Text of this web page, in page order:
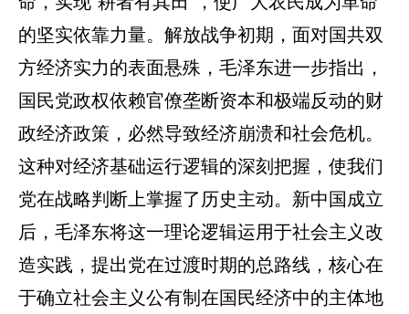
的坚实依靠力量。解放战争初期，面对国共双
方经济实力的表面悬殊，毛泽东进一步指出，
国民党政权依赖官僚垄断资本和极端反动的财
政经济政策，必然导致经济崩溃和社会危机。
这种对经济基础运行逻辑的深刻把握，使我们
党在战略判断上掌握了历史主动。新中国成立
后，毛泽东将这一理论逻辑运用于社会主义改
造实践，提出党在过渡时期的总路线，核心在
于确立社会主义公有制在国民经济中的主体地